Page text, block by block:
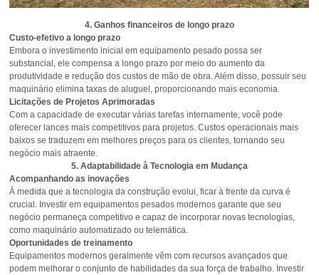
4. Ganhos financeiros de longo prazo
Custo-efetivo a longo prazo
Embora o investimento inicial em equipamento pesado possa ser
substancial, ele compensa a longo prazo por meio do aumento da
produtividade e redução dos custos de mão de obra. Além disso, possuir seu
maquinário elimina taxas de aluguel, proporcionando mais economia.
Licitações de Projetos Aprimoradas
Com a capacidade de executar várias tarefas internamente, você pode
oferecer lances mais competitivos para projetos. Custos operacionais mais
baixos se traduzem em melhores preços para os clientes, tornando seu
negócio mais atraente.
5. Adaptabilidade à Tecnologia em Mudança
Acompanhando as inovações
À medida que a tecnologia da construção evolui, ficar à frente da curva é
crucial. Investir em equipamentos pesados modernos garante que seu
negócio permaneça competitivo e capaz de incorporar novas tecnologias,
como maquinário automatizado ou telemática.
Oportunidades de treinamento
Equipamentos modernos geralmente vêm com recursos avançados que
podem melhorar o conjunto de habilidades da sua força de trabalho. Investir